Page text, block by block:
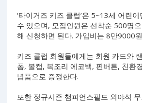
‘타이거즈 키즈 클럽’은 5~13세 어린
수 있으며, 모집인원은 선착순 500명
해 신청하면 된다. 가입비는 8만9000
키즈 클럽 회원들에게는 회원 카드와
폼, 볼캡, 복조리 에코백, 핀버튼, 친환
념품으로 증정한다.
또한 정규시즌 챔피언스필드 외야석